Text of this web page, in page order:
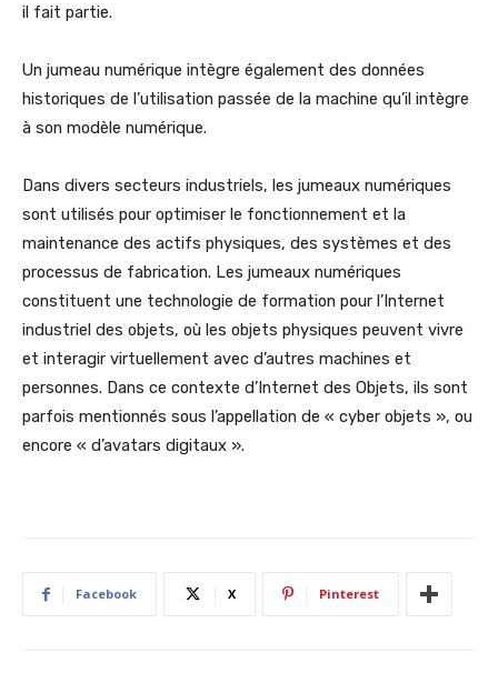
il fait partie.
Un jumeau numérique intègre également des données
historiques de l’utilisation passée de la machine qu’il intègre
à son modèle numérique.
Dans divers secteurs industriels, les jumeaux numériques
sont utilisés pour optimiser le fonctionnement et la
maintenance des actifs physiques, des systèmes et des
processus de fabrication. Les jumeaux numériques
constituent une technologie de formation pour l’Internet
industriel des objets, où les objets physiques peuvent vivre
et interagir virtuellement avec d’autres machines et
personnes. Dans ce contexte d’Internet des Objets, ils sont
parfois mentionnés sous l’appellation de « cyber objets », ou
encore « d’avatars digitaux ».
Facebook X Pinterest